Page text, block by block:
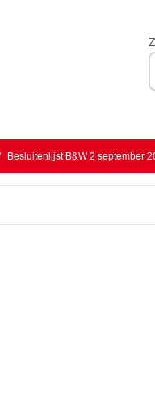
Besluitenlijst B&W 2 september